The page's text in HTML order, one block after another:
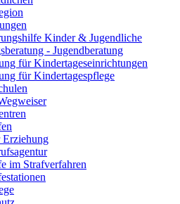
Kinder & Jugendliche
- Jugendberatung
für Kindertageseinrichtungen
für Kindertagespflege
im Strafverfahren